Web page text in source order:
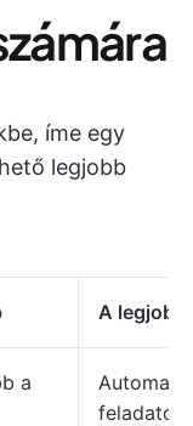
íme egy
legjobb
A
a
feladatok